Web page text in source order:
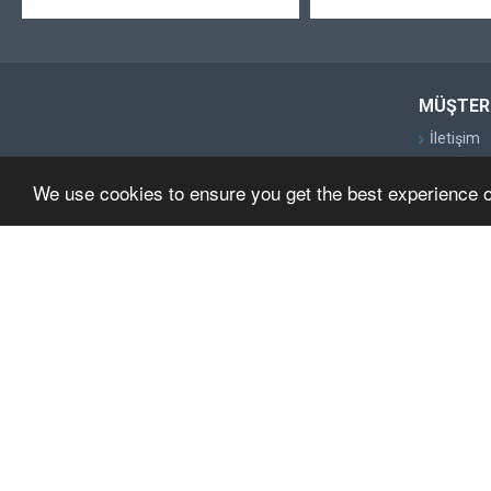
We use cookies to ensure you get the best experience
İletişim
Site Map